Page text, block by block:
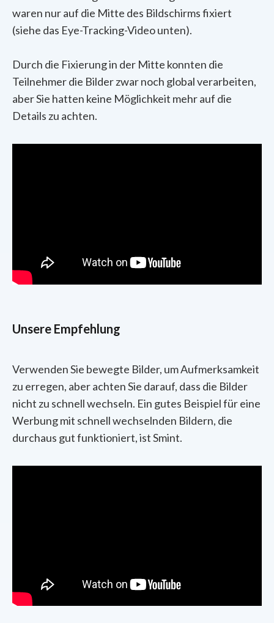
waren nur auf die Mitte des Bildschirms fixiert
(siehe das Eye-Tracking-Video unten).
Durch die Fixierung in der Mitte konnten die
Teilnehmer die Bilder zwar noch global verarbeiten,
aber Sie hatten keine Möglichkeit mehr auf die
Details zu achten.
Unsere Empfehlung
Verwenden Sie bewegte Bilder, um Aufmerksamkeit
zu erregen, aber achten Sie darauf, dass die Bilder
nicht zu schnell wechseln. Ein gutes Beispiel für eine
Werbung mit schnell wechselnden Bildern, die
durchaus gut funktioniert, ist Smint.